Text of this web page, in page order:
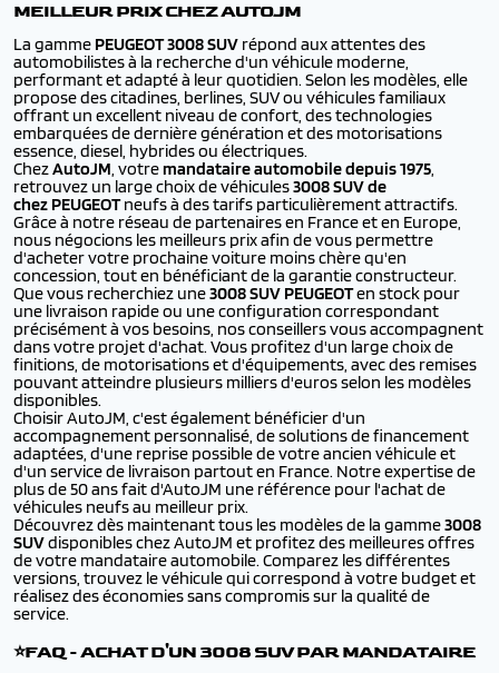
MEILLEUR PRIX CHEZ AUTOJM
La gamme PEUGEOT3008 SUV répond aux attentes des
automobilistes à la recherche d'un véhicule moderne,
performant et adapté à leur quotidien. Selon les modèles, elle
propose des citadines, berlines, SUV ou véhicules familiaux
offrant un excellent niveau de confort, des technologies
embarquées de dernière génération et des motorisations
essence, diesel, hybrides ou électriques.
ChezAutoJM, votremandataire automobile depuis 1975,
retrouvez un large choix de véhicules3008 SUV de
chez PEUGEOTneufs à des tarifs particulièrement attractifs.
Grâce à notre réseau de partenaires en France et en Europe,
nous négocions les meilleurs prix afin de vous permettre
d'acheter votre prochaine voiture moins chère qu'en
concession, tout en bénéficiant de la garantie constructeur.
Que vous recherchiez une3008 SUV PEUGEOTen stock pour
une livraison rapide ou une configuration correspondant
précisément à vos besoins, nos conseillers vous accompagnent
dans votre projet d'achat. Vous profitez d'un large choix de
finitions, de motorisations et d'équipements, avec des remises
pouvant atteindre plusieurs milliers d'euros selon les modèles
disponibles.
Choisir AutoJM, c'est également bénéficier d'un
accompagnement personnalisé, de solutions de financement
adaptées, d'une reprise possible de votre ancien véhicule et
d'un service de livraison partout en France. Notre expertise de
plus de 50 ans fait d'AutoJM une référence pour l'achat de
véhicules neufs au meilleur prix.
Découvrez dès maintenant tous les modèles de la gamme3008
SUVdisponibles chez AutoJM et profitez des meilleures offres
de votre mandataire automobile. Comparez les différentes
versions, trouvez le véhicule qui correspond à votre budget et
réalisez des économies sans compromis sur la qualité de
service.
⭐FAQ - ACHAT D'UN 3008 SUV PAR MANDATAIRE